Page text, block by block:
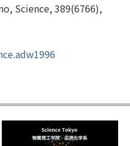
Science, 389(6766),